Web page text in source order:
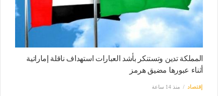
المملكة تدين وتستنكر بأشد العبارات استهداف ناقلة إماراتية
أثناء عبورها مضيق هرمز
إقتصاد منذ 14 ساعة